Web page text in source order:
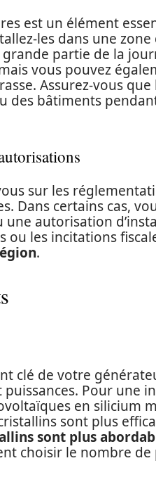
est un élément
les dans une zone
partie de la
vous pouvez
Assurez-vous que
des bâtiments
sur les
Dans certains cas,
autorisation
ou les incitations
.
clé de votre
Pour une
en silicium
sont plus
sont plus
choisir le nombre